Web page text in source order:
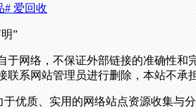
# 爱回收
”
于网络，不保证外部链接的准确性
联系网站管理员进行删除，本站不承
优质、实用的网络站点资源收集与分